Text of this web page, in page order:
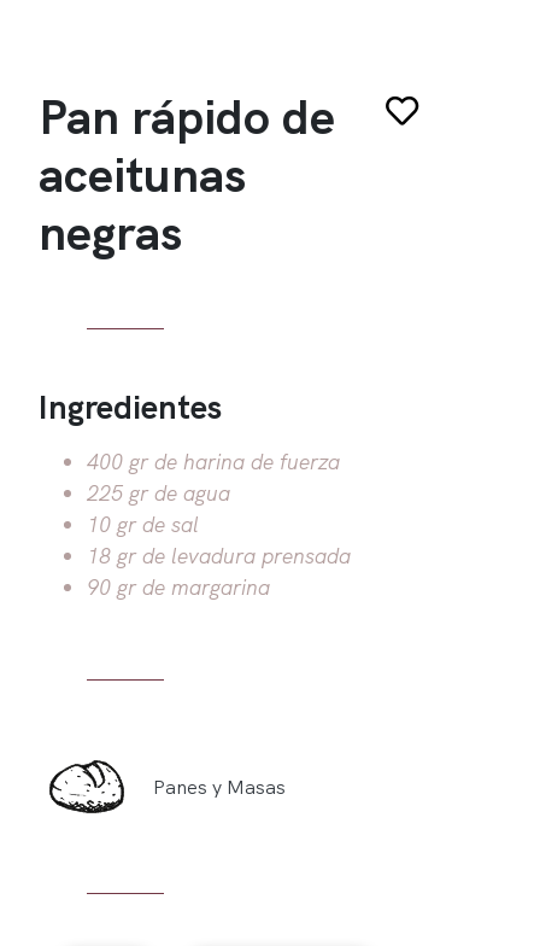
Pan rápido de
aceitunas
negras
Ingredientes
400 gr de harina de fuerza
225 gr de agua
10 gr de sal
18 gr de levadura prensada
90 gr de margarina
Panes y Masas